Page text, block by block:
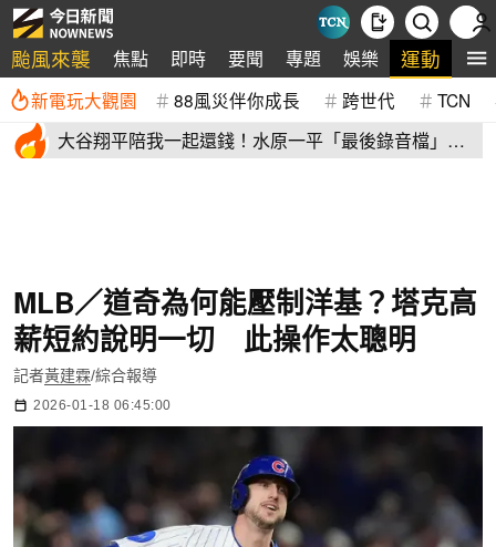
颱風來襲 焦點 即時 要聞 專題 娛樂 運動 全
新電玩大觀園 88風災伴你成長 跨世代 TCN
大谷翔平陪我一起還錢！水原一平「最後錄音檔」曝
MLB／道奇為何能壓制洋基？塔克高
薪短約說明一切 此操作太聰明
記者黃建霖/綜合報導
2026-01-18 06:45:00